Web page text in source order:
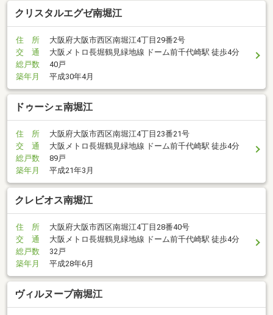
クリスタルエグゼ南堀江
住 所
大阪府大阪市西区南堀江4丁目29番2号
交 通
大阪メトロ長堀鶴見緑地線 ドーム前千代崎駅 徒歩4分
総戸数
40戸
築年月
平成30年4月
ドゥーシェ南堀江
住 所
大阪府大阪市西区南堀江4丁目23番21号
交 通
大阪メトロ長堀鶴見緑地線 ドーム前千代崎駅 徒歩4分
総戸数
89戸
築年月
平成21年3月
クレビオス南堀江
住 所
大阪府大阪市西区南堀江4丁目28番40号
交 通
大阪メトロ長堀鶴見緑地線 ドーム前千代崎駅 徒歩4分
総戸数
32戸
築年月
平成28年6月
ヴィルヌーブ南堀江